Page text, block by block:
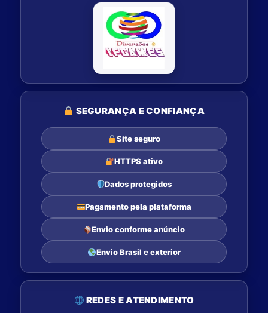
SEGURANÇA E CONFIANÇA
Site seguro
HTTPS ativo
Dados protegidos
Pagamento pela plataforma
Envio conforme anúncio
Envio Brasil e exterior
REDES E ATENDIMENTO